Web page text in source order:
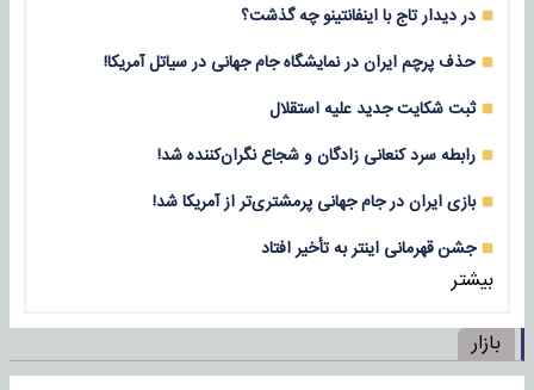
در دیدار تاج با اینفانتینو چه گذشت؟
حذف پرچم ایران در نمایشگاه جام جهانی در سیاتل آمریکا!
ثبت شکایت جدید علیه استقلال
رابطه سرد کنعانی زادگان و شجاع نگران‌کننده شد!
بازی‌ ایران در جام جهانی پرمشتری‌تر از آمریکا شد!
جشن قهرمانی اینتر به تأخیر افتاد
بیشتر
بازار